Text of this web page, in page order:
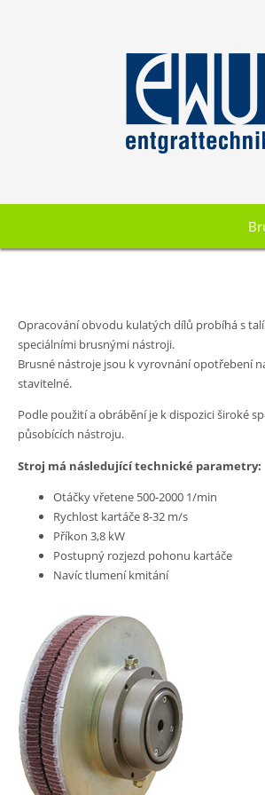
Opracování obvodu kulatých dílů probíhá s
speciálními brusnými nástroji.
Brusné nástroje jsou k vyrovnání opotřebení
stavitelné.
Podle použití a obrábění je k dispozici široké
působících nástroju.
Stroj má následující technické parametry:
Otáčky vřetene 500-2000 1/min
Rychlost kartáče 8-32 m/s
Příkon 3,8 kW
Postupný rozjezd pohonu kartáče
Navíc tlumení kmitání